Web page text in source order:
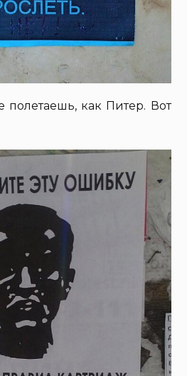
полетаешь, как Питер. Вот